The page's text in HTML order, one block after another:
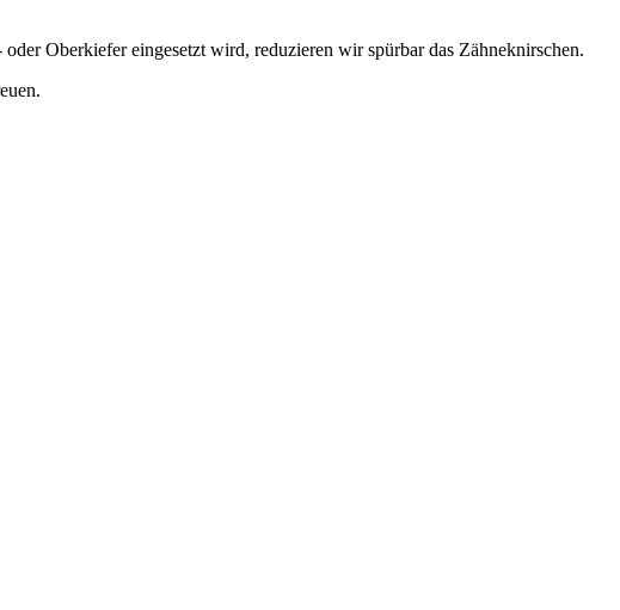
Oberkiefer eingesetzt wird, reduzieren wir spürbar das Zähneknirschen.